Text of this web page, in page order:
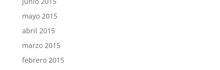
mayo 2015
abril 2015
marzo 2015
febrero 2015